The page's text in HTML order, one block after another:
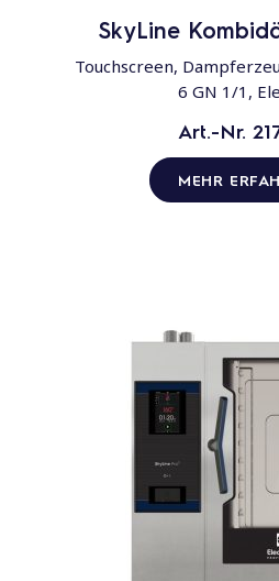
SkyLine
Touchscreen,
6 GN 1/1,
Art.-Nr.
MEHR